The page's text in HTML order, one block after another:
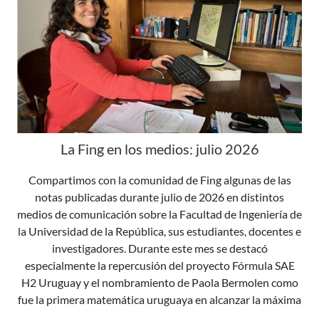
La Fing en los medios: julio 2026
Compartimos con la comunidad de Fing algunas de las
notas publicadas durante julio de 2026 en distintos
medios de comunicación sobre la Facultad de Ingeniería de
la Universidad de la República, sus estudiantes, docentes e
investigadores. Durante este mes se destacó
especialmente la repercusión del proyecto Fórmula SAE
H2 Uruguay y el nombramiento de Paola Bermolen como
fue la primera matemática uruguaya en alcanzar la máxima